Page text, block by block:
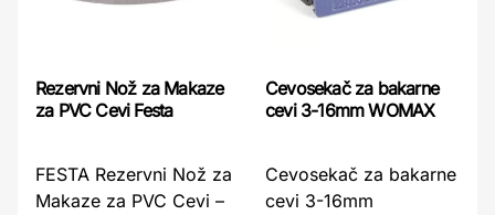
Rezervni Nož za Makaze
za PVC Cevi Festa
FESTA Rezervni Nož za
Makaze za PVC Cevi –
Cevosekač za bakarne
cevi 3-16mm WOMAX
Cevosekač za bakarne
cevi 3-16mm